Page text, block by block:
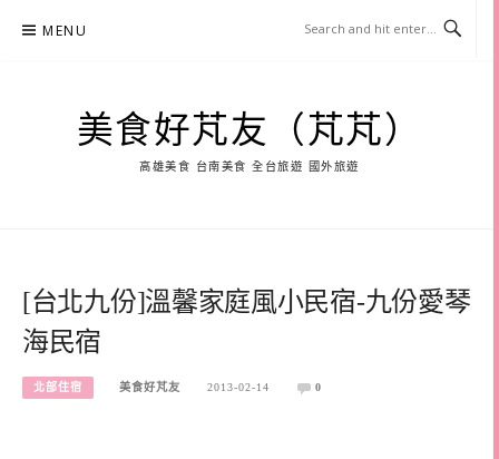
MENU
美食好芃友（芃芃）
高雄美食 台南美食 全台旅遊 國外旅遊
[台北九份]溫馨家庭風小民宿-九份愛琴
海民宿
北部住宿 美食好芃友 2013-02-14 0